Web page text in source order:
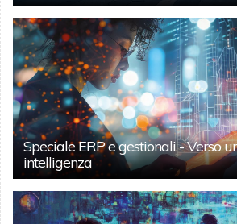
Speciale ERP e gestionali - Verso
intelligenza